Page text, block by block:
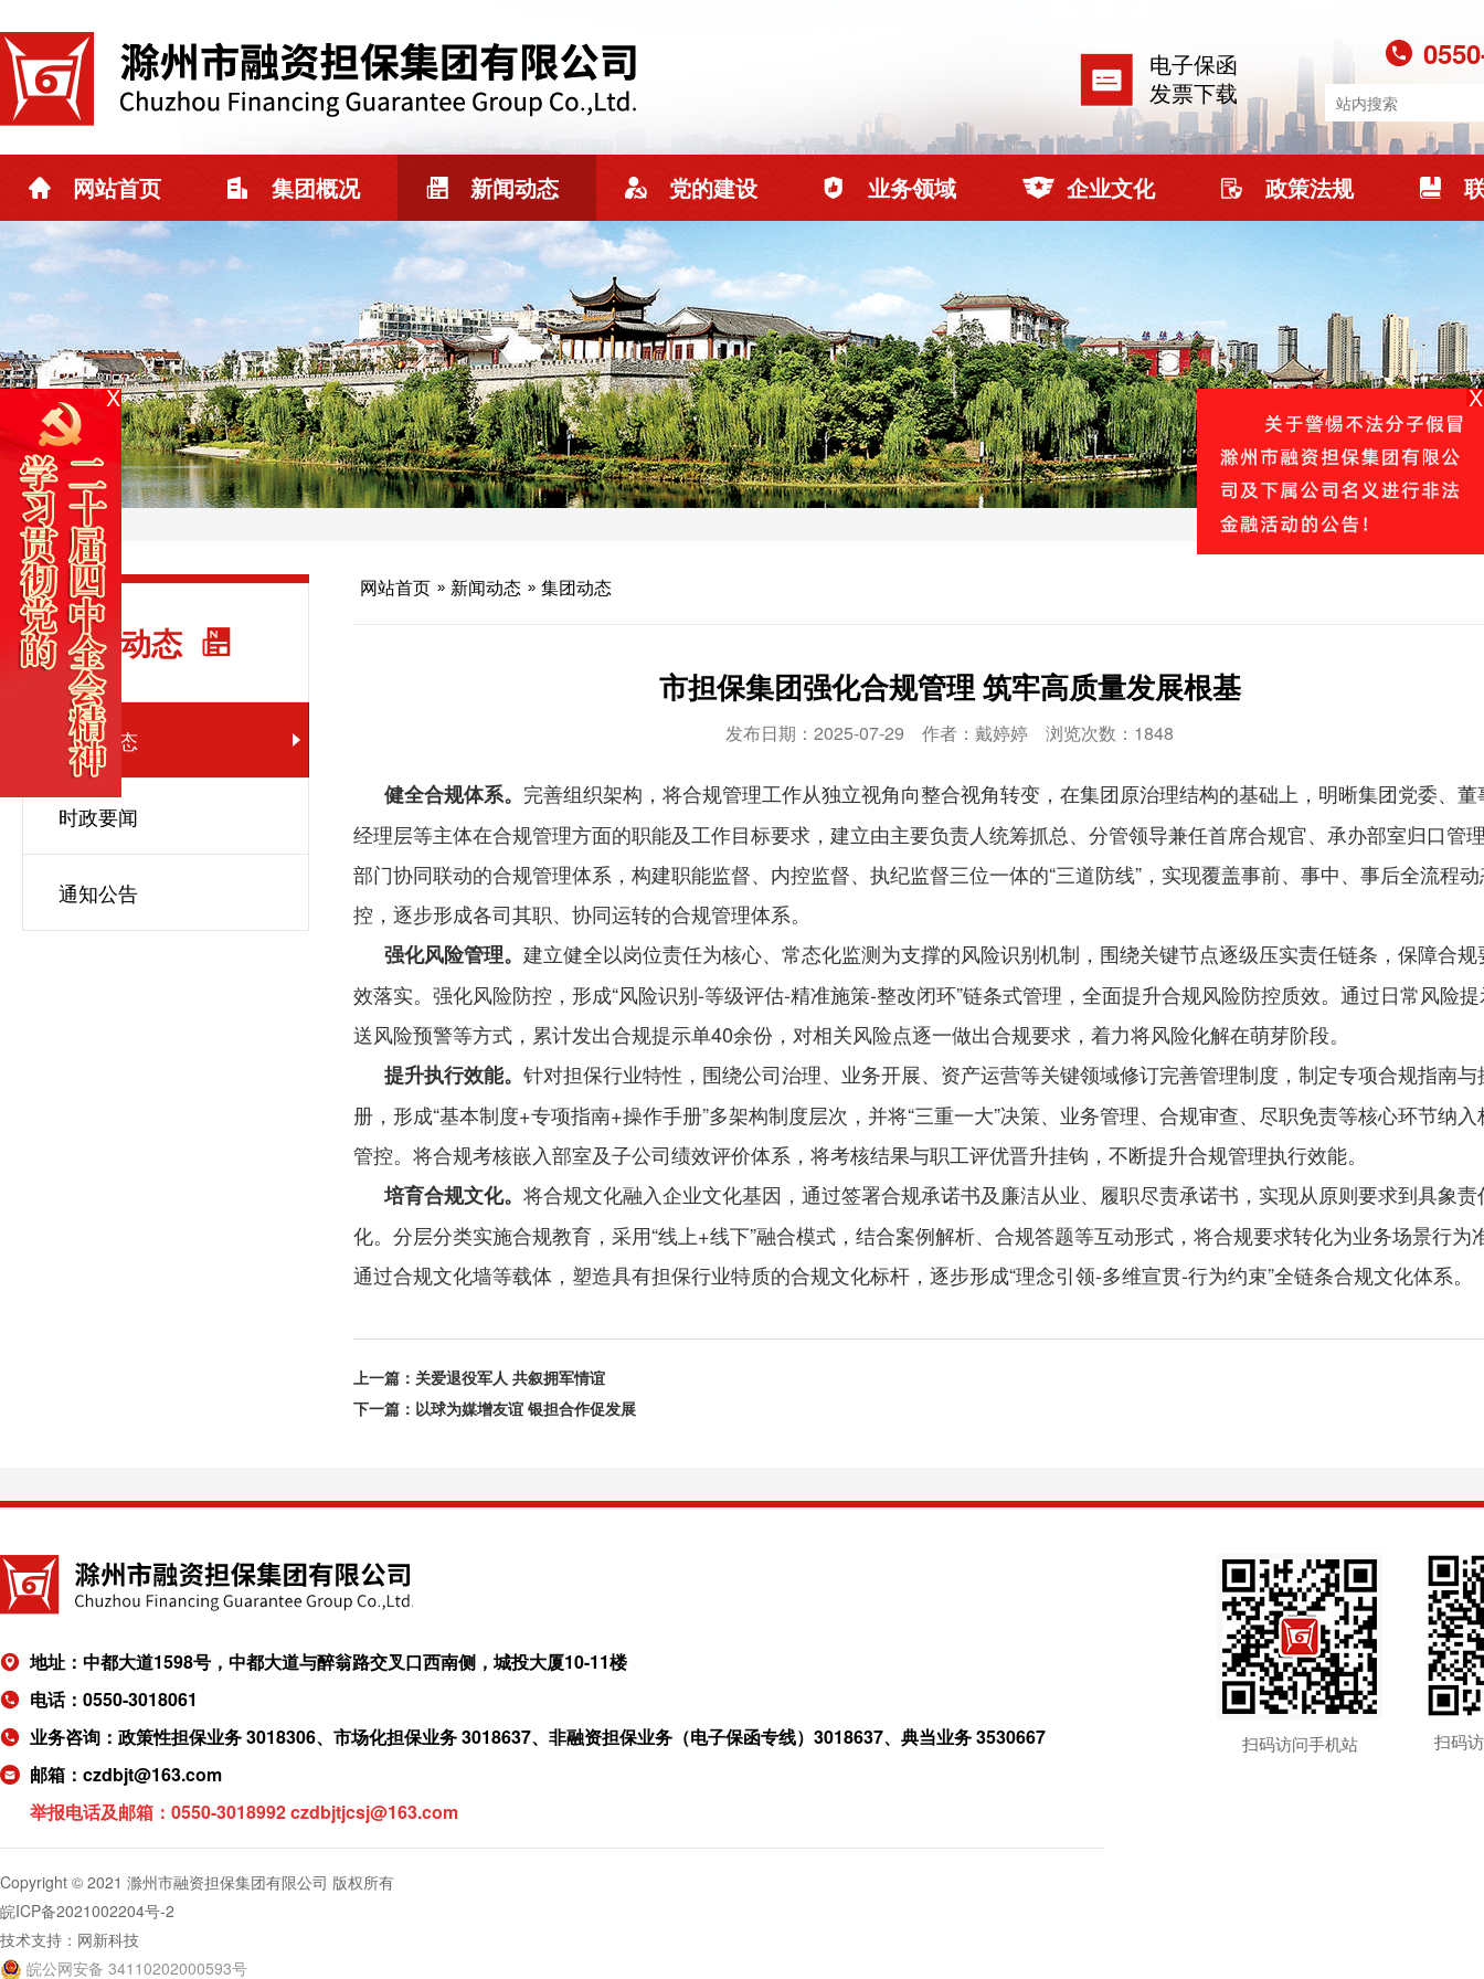
X X
电子保函
发票下载
网站首页 集团概况 新闻动态 党的建设 业务领域 企业文化 政策法规
新闻动态
集团动态
时政要闻
通知公告
网站首页 新闻动态 集团动态
市担保集团强化合规管理 筑牢高质量发展根基
发布日期：2025-07-29 作者：戴婷婷 浏览次数：1848
健全合规体系。 完善组织架构，将合规管理工作从独立视角向整合视角转变，在集团原治理结构的基础上，明晰集团党委、董
经理层等主体在合规管理方面的职能及工作目标要求，建立由主要负责人统筹抓总、分管领导兼任首席合规官、承办部室归口管
部门协同联动的合规管理体系，构建职能监督、内控监督、执纪监督三位一体的“三道防线”，实现覆盖事前、事中、事后全流程
控，逐步形成各司其职、协同运转的合规管理体系。
强化风险管理。 建立健全以岗位责任为核心、常态化监测为支撑的风险识别机制，围绕关键节点逐级压实责任链条，保障合规
效落实。强化风险防控，形成“风险识别-等级评估-精准施策-整改闭环”链条式管理，全面提升合规风险防控质效。通过日常风险
送风险预警等方式，累计发出合规提示单40余份，对相关风险点逐一做出合规要求，着力将风险化解在萌芽阶段。
提升执行效能。 针对担保行业特性，围绕公司治理、业务开展、资产运营等关键领域修订完善管理制度，制定专项合规指南与
册，形成“基本制度+专项指南+操作手册”多架构制度层次，并将“三重一大”决策、业务管理、合规审查、尽职免责等核心环节纳
管控。将合规考核嵌入部室及子公司绩效评价体系，将考核结果与职工评优晋升挂钩，不断提升合规管理执行效能。
培育合规文化。 将合规文化融入企业文化基因，通过签署合规承诺书及廉洁从业、履职尽责承诺书，实现从原则要求到具象责
化。分层分类实施合规教育，采用“线上+线下”融合模式，结合案例解析、合规答题等互动形式，将合规要求转化为业务场景行为
通过合规文化墙等载体，塑造具有担保行业特质的合规文化标杆，逐步形成“理念引领-多维宣贯-行为约束”全链条合规文化体系。
上一篇： 关爱退役军人 共叙拥军情谊
下一篇： 以球为媒增友谊 银担合作促发展
地址：中都大道1598号，中都大道与醉翁路交叉口西南侧，城投大厦10-11楼
电话：0550-3018061
业务咨询：政策性担保业务 3018306、市场化担保业务 3018637、非融资担保业务（电子保函专线）3018637、典当业务 3530667
邮箱：czdbjt@163.com
举报电话及邮箱： 0550-3018992 czdbjtjcsj@163.com
Copyright © 2021 滁州市融资担保集团有限公司 版权所有
皖ICP备2021002204号-2
技术支持： 网新科技
皖公网安备 34110202000593号
扫码访问手机站 扫码